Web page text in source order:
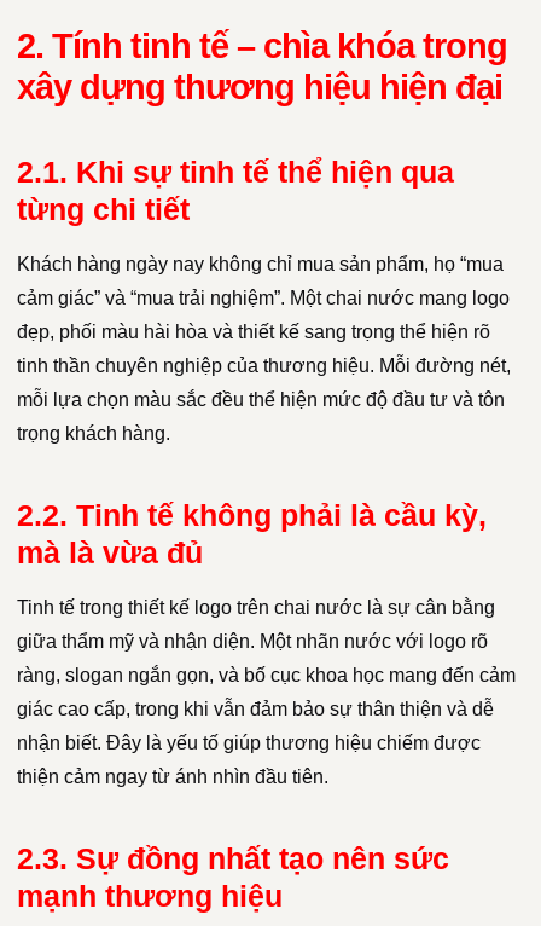
2. Tính tinh tế – chìa khóa trong
xây dựng thương hiệu hiện đại
2.1. Khi sự tinh tế thể hiện qua
từng chi tiết
Khách hàng ngày nay không chỉ mua sản phẩm, họ “mua
cảm giác” và “mua trải nghiệm”. Một chai nước mang logo
đẹp, phối màu hài hòa và thiết kế sang trọng thể hiện rõ
tinh thần chuyên nghiệp của thương hiệu. Mỗi đường nét,
mỗi lựa chọn màu sắc đều thể hiện mức độ đầu tư và tôn
trọng khách hàng.
2.2. Tinh tế không phải là cầu kỳ,
mà là vừa đủ
Tinh tế trong thiết kế logo trên chai nước là sự cân bằng
giữa thẩm mỹ và nhận diện. Một nhãn nước với logo rõ
ràng, slogan ngắn gọn, và bố cục khoa học mang đến cảm
giác cao cấp, trong khi vẫn đảm bảo sự thân thiện và dễ
nhận biết. Đây là yếu tố giúp thương hiệu chiếm được
thiện cảm ngay từ ánh nhìn đầu tiên.
2.3. Sự đồng nhất tạo nên sức
mạnh thương hiệu